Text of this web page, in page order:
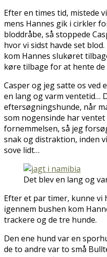
Efter en times tid, mistede
mens Hannes gik i cirkler
bloddråbe, så stoppede
hvor vi sidst havde set
kom Hannes slukøret
køre tilbage for at hente
Casper og jeg satte os ved
en lang og varm ventetid…
eftersøgningshunde, når
som nogensinde har
fornemmelsen, så jeg
snak og distraktion, inden
sove lidt…
Det blev en lang og
Efter et par timer, kunne
igennem bushen kom
trackere og de tre hunde.
Den ene hund var en
de to andre var to små